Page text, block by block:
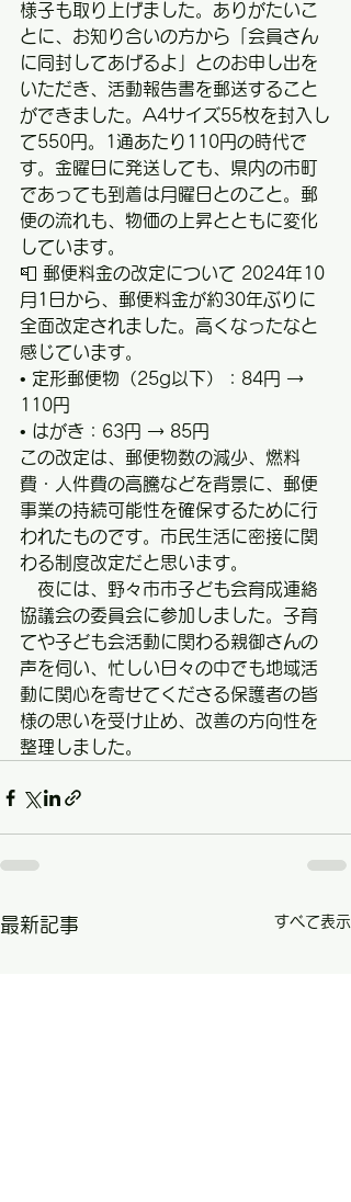
様子も取り上げました。ありがたいこ
とに、お知り合いの方から「会員さん
に同封してあげるよ」とのお申し出を
いただき、活動報告書を郵送すること
ができました。A4サイズ55枚を封入し
て550円。1通あたり110円の時代で
す。金曜日に発送しても、県内の市町
であっても到着は月曜日とのこと。郵
便の流れも、物価の上昇とともに変化
しています。
📮 郵便料金の改定について 2024年10
月1日から、郵便料金が約30年ぶりに
全面改定されました。高くなったなと
感じています。
• 定形郵便物（25g以下）：84円 →
110円
• はがき：63円 → 85円
この改定は、郵便物数の減少、燃料
費・人件費の高騰などを背景に、郵便
事業の持続可能性を確保するために行
われたものです。市民生活に密接に関
わる制度改定だと思います。
夜には、野々市市子ども会育成連絡
協議会の委員会に参加しました。子育
てや子ども会活動に関わる親御さんの
声を伺い、忙しい日々の中でも地域活
動に関心を寄せてくださる保護者の皆
様の思いを受け止め、改善の方向性を
整理しました。
最新記事 すべて表示